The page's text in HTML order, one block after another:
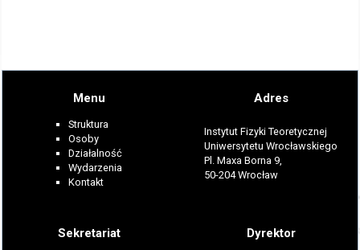
Menu
Struktura
Osoby
Działalność
Wydarzenia
Kontakt
Adres
Instytut Fizyki Teoretycznej
Uniwersytetu Wrocławskiego
Pl. Maxa Borna 9,
50-204 Wrocław
Sekretariat Dyrektor